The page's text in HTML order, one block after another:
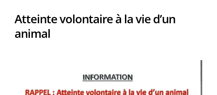
Atteinte volontaire à la vie d’un
animal